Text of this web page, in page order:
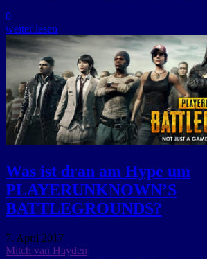
0
weiter lesen
Was ist dran am Hype um
PLAYERUNKNOWN’S
BATTLEGROUNDS?
7. April 2017
Mitch van Hayden